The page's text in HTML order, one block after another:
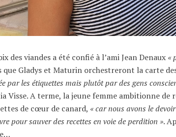
des viandes a été confié à l’ami Jean Denaux «
que Gladys et Maturin orchestreront la carte
par les étiquettes mais plutôt par des gens
Visse. A terme, la jeune femme ambitionne de
de cœur de canard, « car nous avons le
pour sauver des recettes en voie de perdition ».